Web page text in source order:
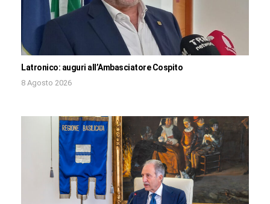
Latronico: auguri all’Ambasciatore Cospito
8 Agosto 2026